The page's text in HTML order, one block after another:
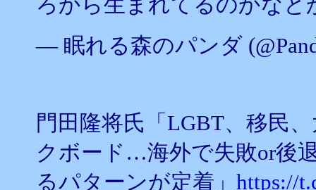
— 眠れる森のパンダ
門田隆将氏「LGBT、移民
クボード…海外で失敗or後
るパターンが定着」 https://